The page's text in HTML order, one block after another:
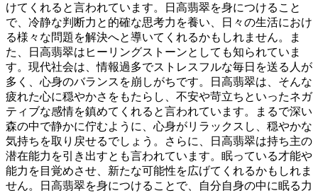
けてくれると言われています。日高翡翠を身につけること
で、冷静な判断力と的確な思考力を養い、日々の生活におけ
る様々な問題を解決へと導いてくれるかもしれません。ま
た、日高翡翠は ヒーリングストーンとしても知られていま
す。現代社会は、情報過多でストレスフルな毎日を送る人が
多く、心身のバランスを崩しがちです。日高翡翠は、そんな
疲れた心に穏やかさをもたらし、 不安や苛立ちといったネガ
ティブな感情を鎮めてくれる と言われています。まるで深い
森の中で静かに佇むように、心身がリラックスし、穏やかな
気持ちを取り戻せるでしょう。さらに、日高翡翠は持ち主の
潜在能力を引き出すとも言われています。眠っている才能や
能力を目覚めさせ、新たな可能性を広げてくれるかもしれま
せん。日高翡翠を身につけることで、自分自身の中に眠る力